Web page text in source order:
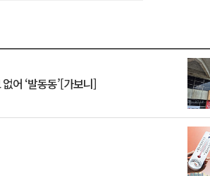
어 ‘발동동’[가보니]